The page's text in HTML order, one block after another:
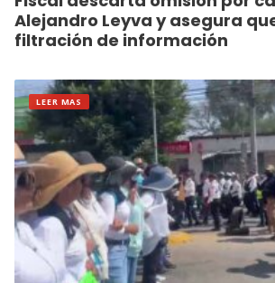
Alejandro Leyva y asegura
filtración de información
LEER MAS